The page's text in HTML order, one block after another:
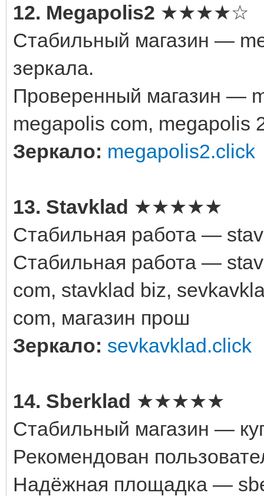
12. Megapolis2 ★★★★☆
Стабильный магазин —
зеркала.
Проверенный магазин —
megapolis com, megapolis
Зеркало: megapolis2.click
13. Stavklad ★★★★★
Стабильная работа —
Стабильная работа —
com, stavklad biz,
com, магазин прош
Зеркало: sevkavklad.click
14. Sberklad ★★★★★
Стабильный магазин —
Рекомендован
Надёжная площадка —